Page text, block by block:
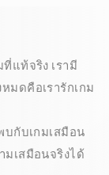
แท้จริง เรามี
มดคือเรารักเกม
กับเกมเสมือน
เสมือนจริงได้